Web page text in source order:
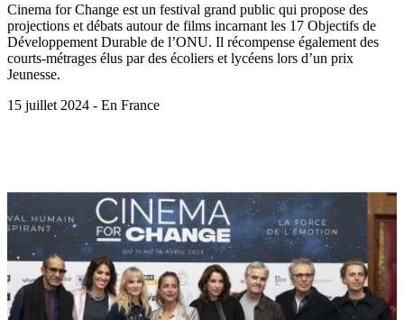
Cinema for Change est un festival grand public qui propose des
projections et débats autour de films incarnant les 17 Objectifs de
Développement Durable de l’ONU. Il récompense également des
courts-métrages élus par des écoliers et lycéens lors d’un prix
Jeunesse.
15 juillet 2024 - En France